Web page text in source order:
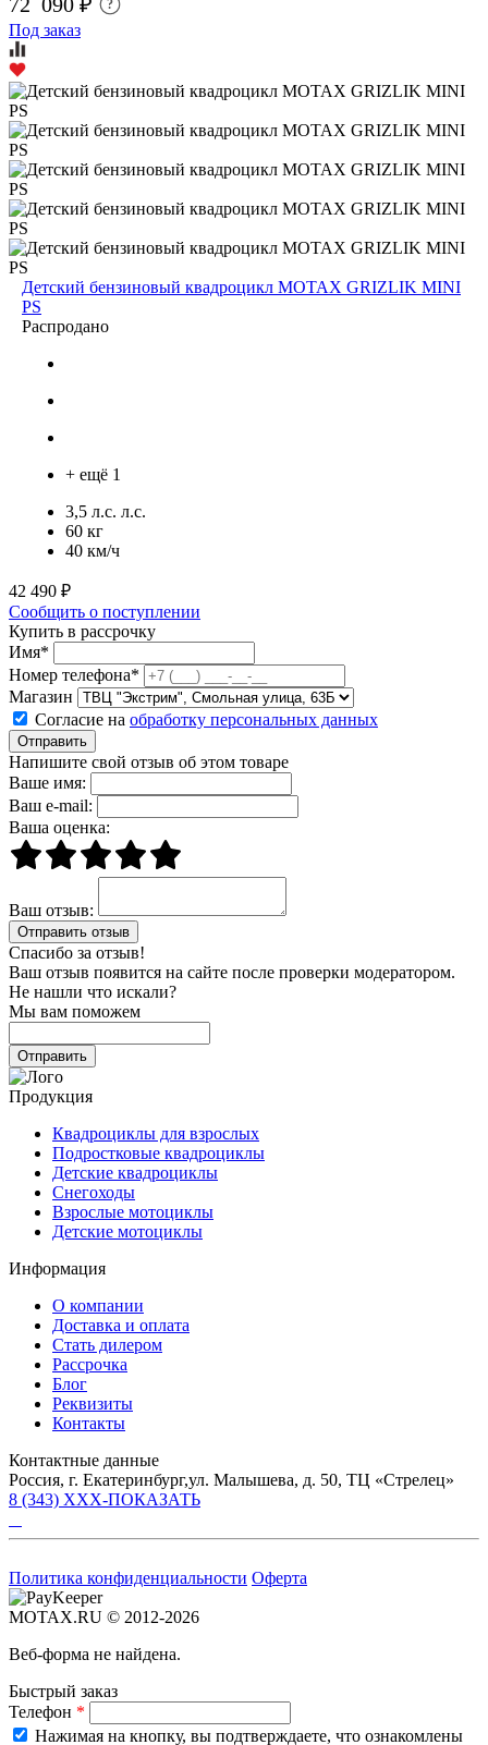
?
Под заказ
Детский бензиновый квадроцикл MOTAX GRIZLIK MINI
PS
Распродано
+ ещё 1
3,5 л.с. л.с.
60 кг
40 км/ч
42 490 ₽
Сообщить о поступлении
Купить в рассрочку
Имя*
Номер телефона*
Магазин
Согласие на обработку персональных данных
Отправить
Напишите свой отзыв об этом товаре
Ваше имя:
Ваш e-mail:
Ваша оценка:
Ваш отзыв:
Спасибо за отзыв!
Ваш отзыв появится на сайте после проверки модератором.
Не нашли что искали?
Мы вам поможем
Продукция
Квадроциклы для взрослых
Подростковые квадроциклы
Детские квадроциклы
Снегоходы
Взрослые мотоциклы
Детские мотоциклы
Информация
О компании
Доставка и оплата
Стать дилером
Рассрочка
Блог
Реквизиты
Контакты
Контактные данные
Россия, г. Екатеринбург,ул. Малышева, д. 50, ТЦ «Стрелец»
8 (343) XXX-ПОКАЗАТЬ
Политика конфиденциальности Оферта
MOTAX.RU © 2012-2026
Веб-форма не найдена.
Быстрый заказ
Телефон *
Нажимая на кнопку, вы подтверждаете, что ознакомлены